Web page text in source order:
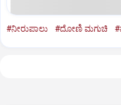
#ನೀರುಪಾಲು #ದೋಣಿ ಮಗುಚಿ